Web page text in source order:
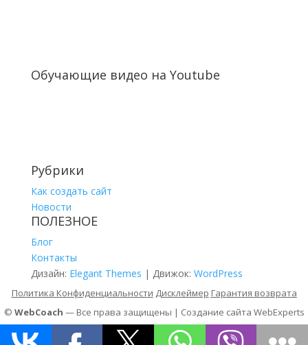
Обучающие видео на Youtube
Рубрики
Как создать сайт
Новости
ПОЛЕЗНОЕ
Блог
Контакты
Дизайн: Elegant Themes | Движок: WordPress
Политика Конфиденциальности Дисклеймер Гарантия возврата
© WebCoach — Все права защищены | Создание сайта WebExperts